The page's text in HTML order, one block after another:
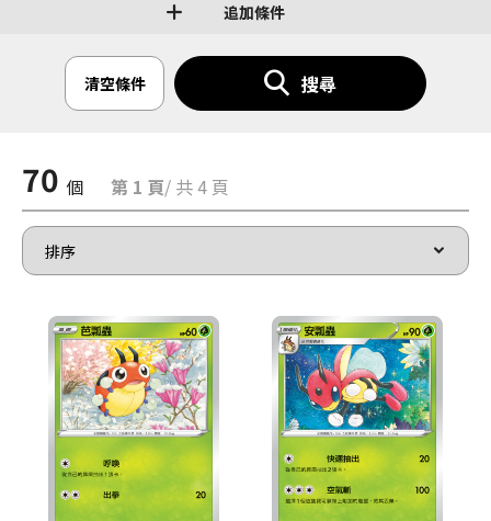
追加條件
清空條件 搜尋
70 個 第 1 頁/ 共 4 頁